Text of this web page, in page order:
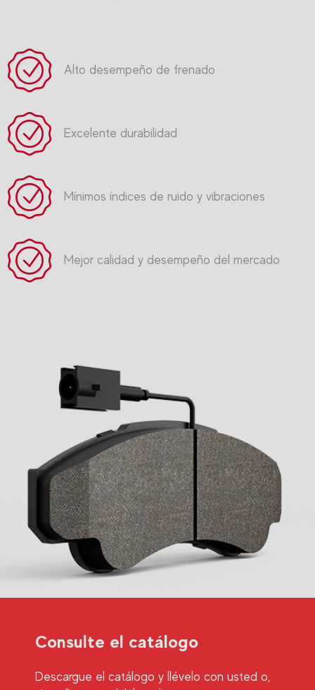
Alto desempeño de frenado
Excelente durabilidad
Mínimos índices de ruido y vibraciones
Mejor calidad y desempeño del mercado
Consulte el catálogo
Descargue el catálogo y llévelo con usted o,